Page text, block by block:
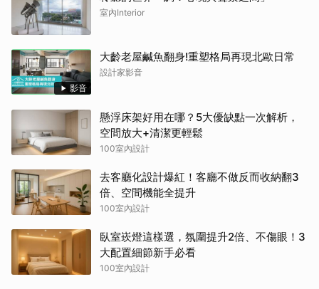
室內Interior
影音
大齡老屋鹹魚翻身!重塑格局再現北歐日常
設計家影音
懸浮床架好用在哪？5大優缺點一次解析，
空間放大+清潔更輕鬆
100室內設計
去客廳化設計爆紅！客廳不做反而收納翻3
倍、空間機能全提升
100室內設計
臥室崁燈這樣選，氛圍提升2倍、不傷眼！3
大配置細節新手必看
100室內設計